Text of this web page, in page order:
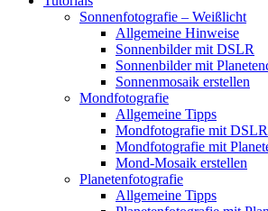
Sonnenfotografie – Weißlicht
Allgemeine Hinweise
Sonnenbilder mit DSLR
Sonnenbilder mit
Sonnenmosaik erstellen
Mondfotografie
Allgemeine Tipps
Mondfotografie mit DSLR
Mondfotografie mit
Mond-Mosaik erstellen
Planetenfotografie
Allgemeine Tipps